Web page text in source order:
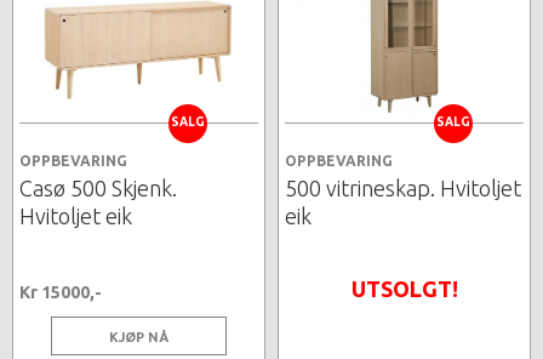
SALG
OPPBEVARING
Casø 500 Skjenk.
Hvitoljet eik
Kr 15000,-
KJØP NÅ
SALG
OPPBEVARING
500 vitrineskap. Hvitoljet
eik
UTSOLGT!